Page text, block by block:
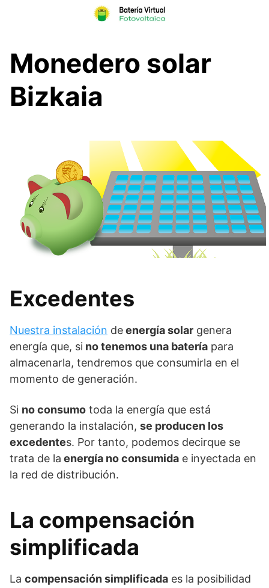
Monedero solar
Bizkaia
Excedentes
Nuestra instalación deenergía solar genera
energía que, si no tenemos una batería para
almacenarla, tendremos que consumirla en el
momento de generación.
Si no consumo toda la energía que está
generando la instalación, se producen los
excedentes. Por tanto, podemos decirque se
trata de la energía no consumida e inyectada en
la red de distribución.
La compensación
simplificada
La compensación simplificada es la posibilidad